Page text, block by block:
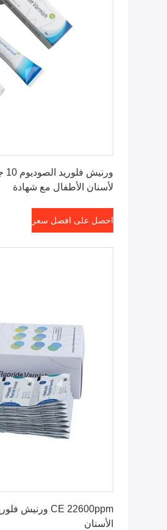
لأسنان الأطفال مع شهادة
احصل على افضل سعر
الأسنان